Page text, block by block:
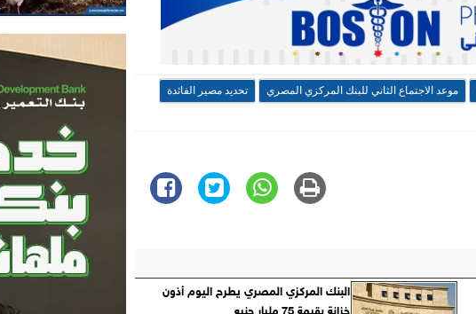
موعد الاجتماع الثاني للبنك المركزي المصري
تحديد مصير الفائدة
البنك المركزي المصري يطرح اليوم أذون
خزانة بقيمة 75 مليار جنيه